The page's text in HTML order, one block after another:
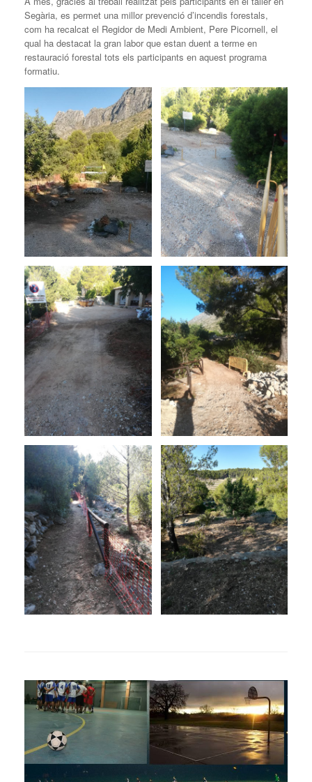
Segària, es permet una millor prevenció d’incendis forestals,
com ha recalcat el Regidor de Medi Ambient, Pere Picornell, el
qual ha destacat la gran labor que estan duent a terme en
restauració forestal tots els participants en aquest programa
formatiu.